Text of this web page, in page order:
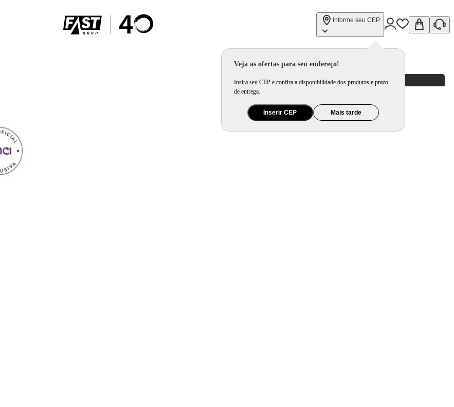
Informe seu CEP
Veja as ofertas para seu endereço!
Insira seu CEP e confira a disponibilidade dos produtos e prazo
de entrega.
Inserir CEP Mais tarde